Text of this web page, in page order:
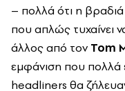
– πολλά ότι η
που απλώς τυχαίνει
άλλος από τον Tom
εμφάνιση που πολλά
headliners θα